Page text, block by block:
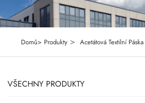
Domů> Produkty> Acetátová Textilní Páska
VŠECHNY PRODUKTY